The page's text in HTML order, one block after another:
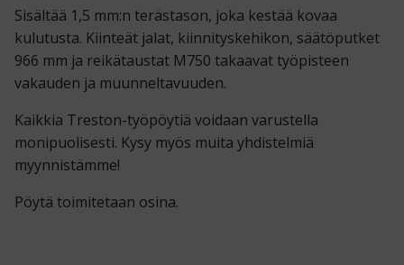
Sisältää 1,5 mm:n terästason, joka kestää kovaa
kulutusta. Kiinteät jalat, kiinnityskehikon, säätöputket
966 mm ja reikätaustat M750 takaavat työpisteen
vakauden ja muunneltavuuden.
Kaikkia Treston-työpöytiä voidaan varustella
monipuolisesti. Kysy myös muita yhdistelmiä
myynnistämme!
Pöytä toimitetaan osina.